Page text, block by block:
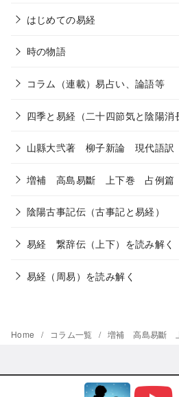
はじめての易経
時の物語
コラム（連載）易占い、論語等
四季と易経（二十四節気と陰陽消
山縣大弐著 柳子新論 現代語訳
増補 高島易斷 上下巻 占例篇
陰陽古事記伝（古事記と易経）
易経 繋辞伝（上下）を読み解く
易経（周易）を読み解く
Home コラム一覧 増補 高島易斷